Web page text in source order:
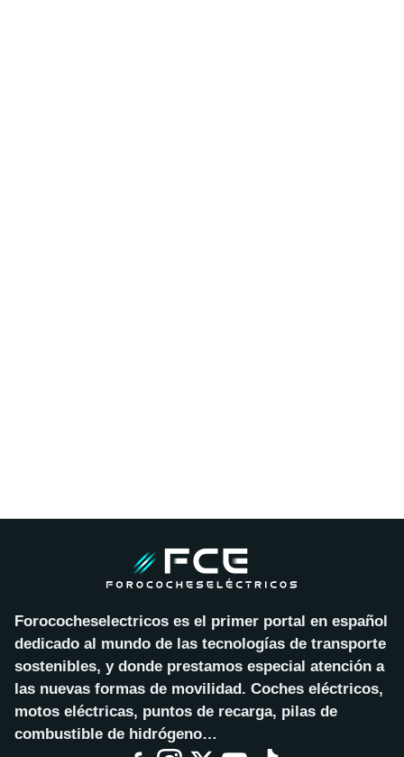
Forococheselectricos es el primer portal en español
dedicado al mundo de las tecnologías de transporte
sostenibles, y donde prestamos especial atención a
las nuevas formas de movilidad. Coches eléctricos,
motos eléctricas, puntos de recarga, pilas de
combustible de hidrógeno…